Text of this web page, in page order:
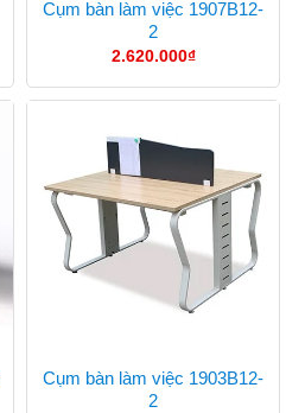
Cụm bàn làm việc 1907B12-
2
2.620.000₫
Cụm bàn làm việc 1903B12-
2